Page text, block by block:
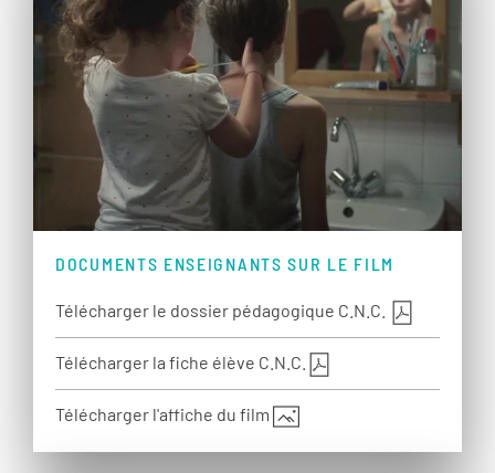
DOCUMENTS ENSEIGNANTS SUR LE FILM
Télécharger le dossier pédagogique C.N.C.
Télécharger la fiche élève C.N.C.
Télécharger l'affiche du film